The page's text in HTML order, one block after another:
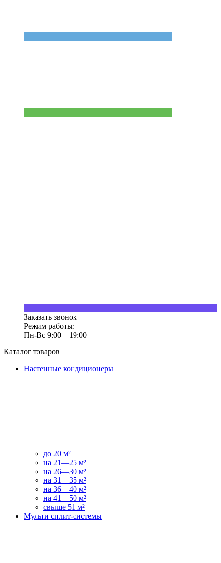
Заказать звонок
Режим работы:
Пн-Вс 9:00—19:00
Каталог товаров
Настенные кондиционеры
до 20 м²
на 21—25 м²
на 26—30 м²
на 31—35 м²
на 36—40 м²
на 41—50 м²
свыше 51 м²
Мульти сплит-системы